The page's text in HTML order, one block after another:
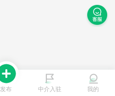
发布 中介入驻 我的